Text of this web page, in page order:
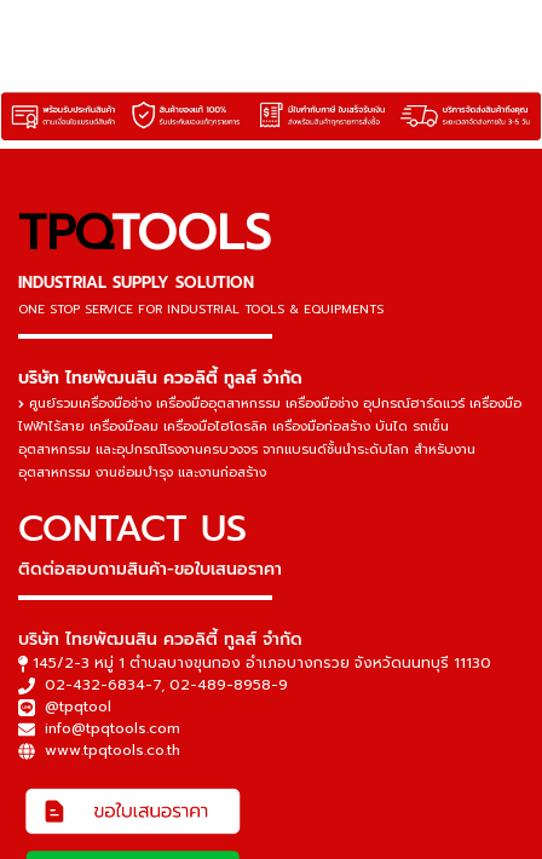
TPQTOOLS
INDUSTRIAL SUPPLY SOLUTION
ONE STOP SERVICE FOR INDUSTRIAL TOOLS & EQUIPMENTS
▬▬▬▬▬▬▬▬▬▬▬▬▬▬▬
บริษัท ไทยพัฒนสิน ควอลิตี้ ทูลส์ จำกัด
ศูนย์รวมเครื่องมือช่าง เครื่องมืออุตสาหกรรม เครื่องมือช่าง อุปกรณ์ฮาร์ดแวร์ เครื่องมือ
ไฟฟ้าไร้สาย เครื่องมือลม เครื่องมือไฮโดรลิค เครื่องมือก่อสร้าง บันได รถเข็น
อุตสาหกรรม และอุปกรณ์โรงงานครบวงจร จากแบรนด์ชั้นนำระดับโลก สำหรับงาน
อุตสาหกรรม งานซ่อมบำรุง และงานก่อสร้าง
CONTACT US
ติดต่อสอบถามสินค้า-ขอใบเสนอราคา
▬▬▬▬▬▬▬▬▬▬▬▬▬▬▬
บริษัท ไทยพัฒนสิน ควอลิตี้ ทูลส์ จำกัด
145/2-3 หมู่ 1 ตำบลบางขุนกอง อำเภอบางกรวย จังหวัดนนทบุรี 11130
02-432-6834-7, 02-489-8958-9
@tpqtool
info@tpqtools.com
www.tpqtools.co.th